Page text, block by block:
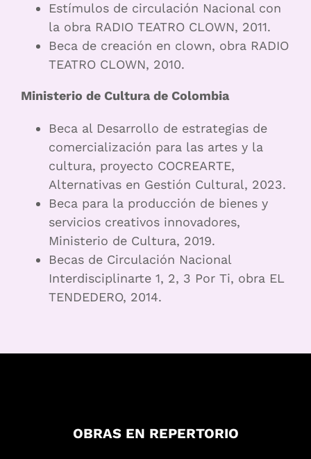
Estímulos de circulación Nacional con
la obra RADIO TEATRO CLOWN, 2011.
Beca de creación en clown, obra RADIO
TEATRO CLOWN, 2010.
Ministerio de Cultura de Colombia
Beca al Desarrollo de estrategias de
comercialización para las artes y la
cultura, proyecto COCREARTE,
Alternativas en Gestión Cultural, 2023.
Beca para la producción de bienes y
servicios creativos innovadores,
Ministerio de Cultura, 2019.
Becas de Circulación Nacional
Interdisciplinarte 1, 2, 3 Por Ti, obra EL
TENDEDERO, 2014.
OBRAS EN REPERTORIO